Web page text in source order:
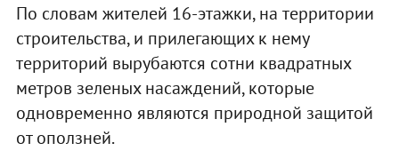
По словам жителей 16-этажки, на территории
строительства, и прилегающих к нему
территорий вырубаются сотни квадратных
метров зеленых насаждений, которые
одновременно являются природной защитой
от оползней.